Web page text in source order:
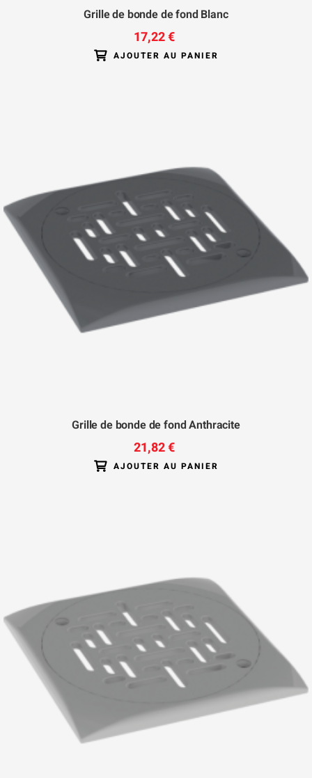
Grille de bonde de fond Blanc
17,22 €
AJOUTER AU PANIER
Grille de bonde de fond Anthracite
21,82 €
AJOUTER AU PANIER